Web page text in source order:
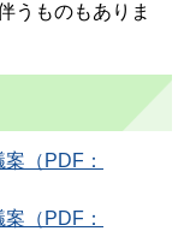
うものもありま
（PDF：
（PDF：